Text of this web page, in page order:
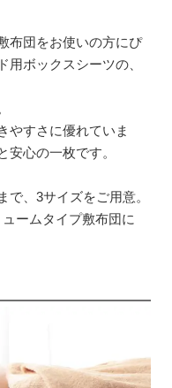
布団をお使いの方にぴ
用ボックスシーツの、
やすさに優れていま
安心の一枚です。
、3サイズをご用意。
ームタイプ敷布団に